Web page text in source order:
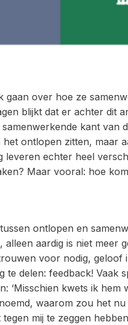
gaan over hoe ze
blijkt dat er achter dit
kant
ontlopen zitten, maar
leveren echter heel
Maar vooral: hoe
ontlopen en
aardig is niet meer
voor nodig,
te delen: feedback!
‘Misschien kwets ik
waarom zou het
mij te zeggen